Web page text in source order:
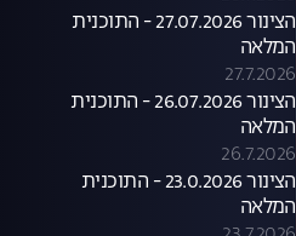
הצינור 27.07.2026 - התוכנית
המלאה
27.7.2026
הצינור 26.07.2026 - התוכנית
המלאה
26.7.2026
הצינור 23.0.2026 - התוכנית
המלאה